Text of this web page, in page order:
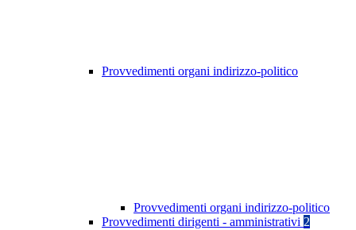
Provvedimenti organi indirizzo-politico
Provvedimenti organi indirizzo-politico
Provvedimenti dirigenti - amministrativi 2